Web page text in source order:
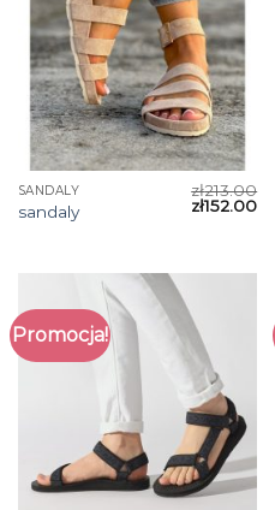
SANDALY
sandaly
zł213.00
zł152.00
Promocja!